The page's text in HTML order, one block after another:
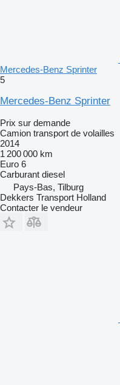
Mercedes-Benz Sprinter
5
Mercedes-Benz Sprinter
Prix sur demande
Camion transport de volailles
2014
1 200 000 km
Euro 6
Carburant diesel
Pays-Bas, Tilburg
Dekkers Transport Holland
Contacter le vendeur